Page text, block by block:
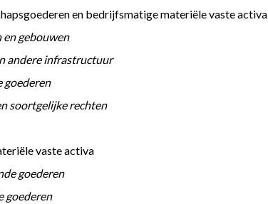
en bedrijfsmatige materiële vaste activa
en gebouwen
en andere infrastructuur
goederen
en soortgelijke rechten
vaste activa
goederen
goederen